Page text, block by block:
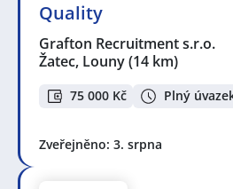
Quality
Grafton Recruitment s.r.o.
Žatec, Louny(14 km)
75 000 Kč Plný
Zveřejněno: 3. srpna